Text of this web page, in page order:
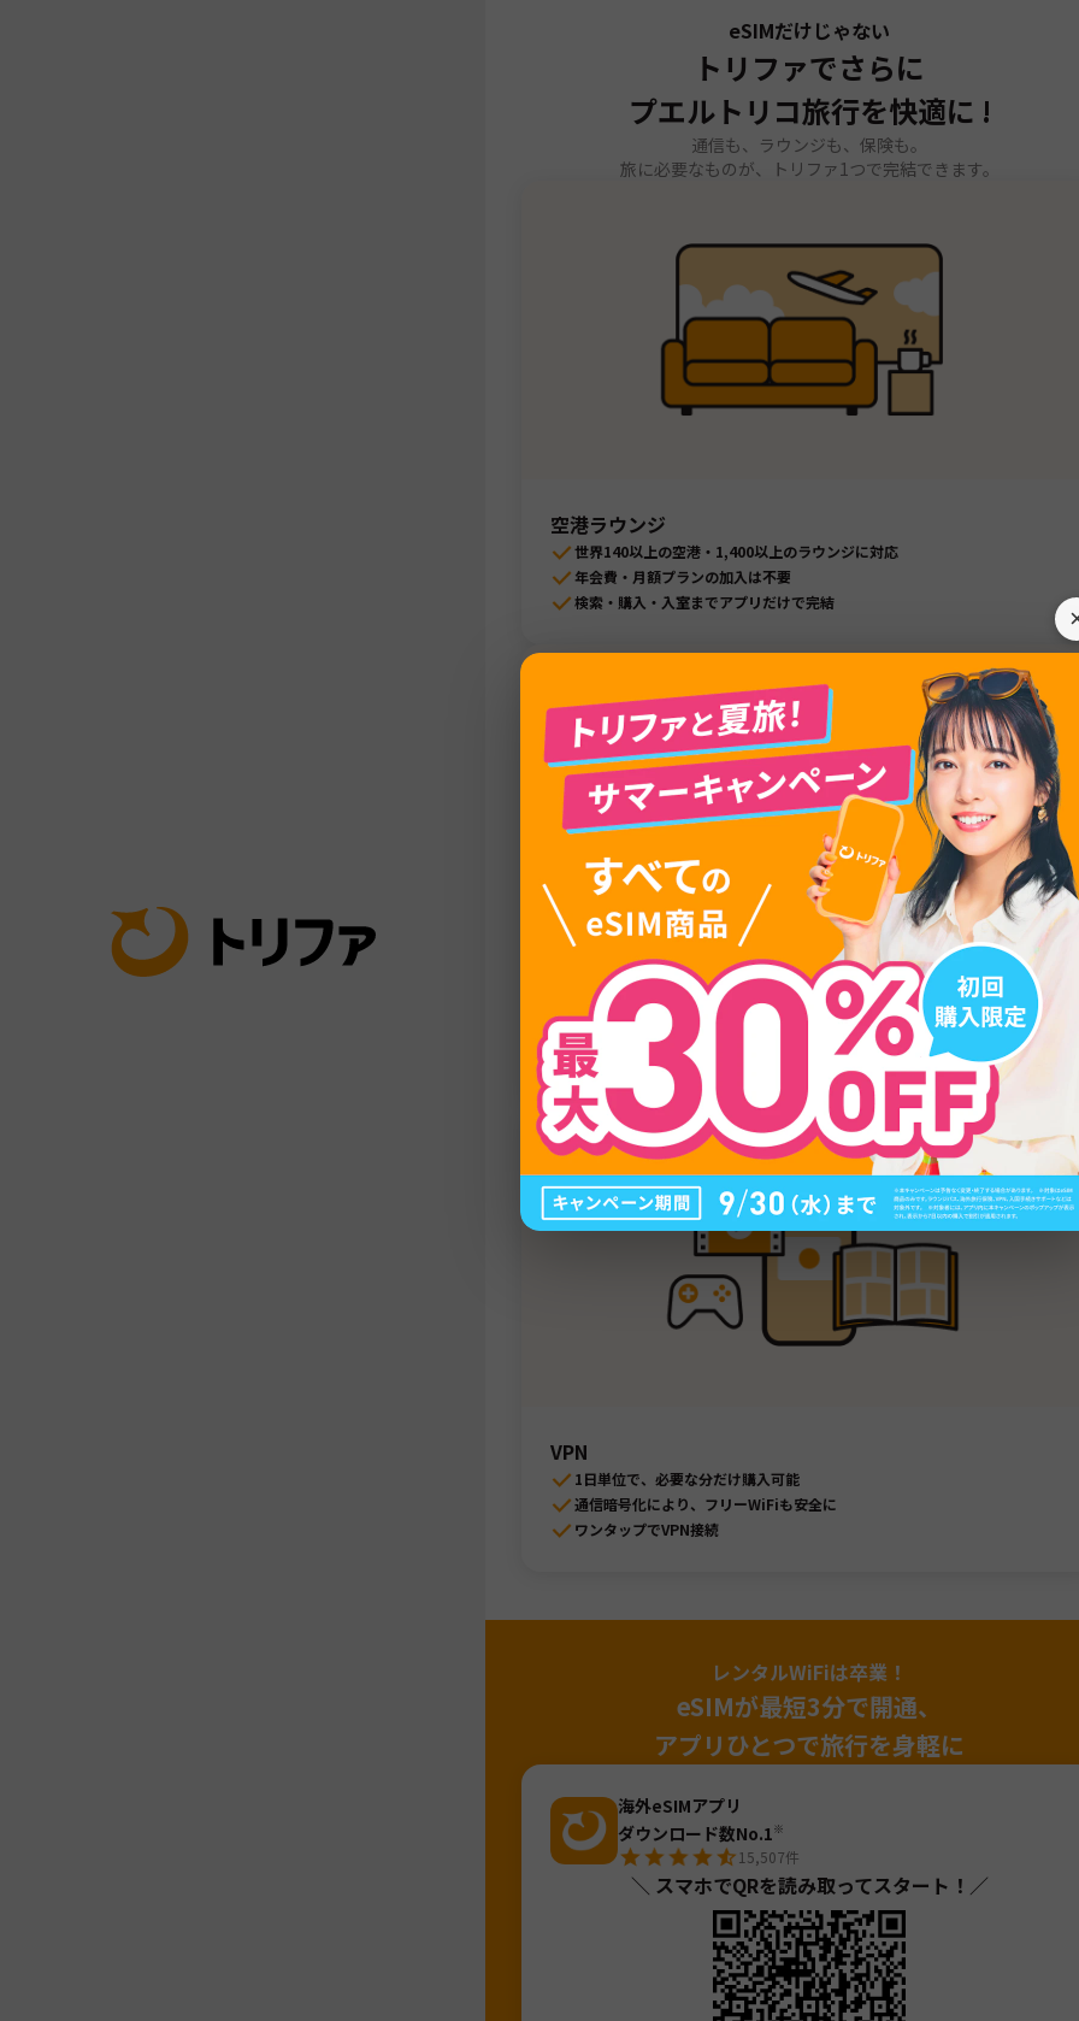
eSIMだけじゃない
トリファでさらに
プエルトリコ旅行を快適に !
通信も、ラウンジも、保険も。
旅に必要なものが、トリファ1つで完結できます。
空港ラウンジ
世界140以上の空港・1,400以上のラウンジに対応
年会費・月額プランの加入は不要
検索・購入・入室までアプリだけで完結
海外旅行保険
病気、けが、盗難などのケースに対応
トラブル時の対応や保険金の申請までアプリでまるっとサポート
日本語で24時間365日、LINEで対応可能
VPN
1日単位で、必要な分だけ購入可能
通信暗号化により、フリーWiFiも安全に
ワンタップでVPN接続
レンタルWiFiは卒業！
eSIMが最短3分で開通、
アプリひとつで旅行を身軽に
海外eSIMアプリ
ダウンロード数No.1※
15,507件
＼ スマホでQRを読み取ってスタート！／